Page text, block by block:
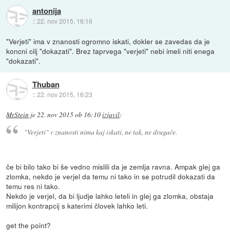
antonija
::22. nov 2015, 16:16
"Verjeti" ima v znanosti ogromno iskati, dokler se zavedas da je
koncni cilj "dokazati". Brez taprvega "verjeti" nebi imeli niti enega
"dokazati".
Thuban
::22. nov 2015, 16:23
MrStein je22. nov 2015 ob 16:10izjavil:
"Verjeti" v znanosti nima kaj iskati, ne tak, ne drugače.
če bi bilo tako bi še vedno mislili da je zemlja ravna. Ampak glej ga
zlomka, nekdo je verjel da temu ni tako in se potrudil dokazati da
temu res ni tako.
Nekdo je verjel, da bi ljudje lahko leteli in glej ga zlomka, obstaja
milijon kontrapcij s katerimi človek lahko leti.
get the point?